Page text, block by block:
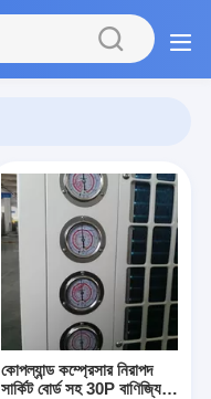
কোপল্যান্ড কম্প্রেসার নিরাপদ
সার্কিট বোর্ড সহ 30P বাণিজ্যিক